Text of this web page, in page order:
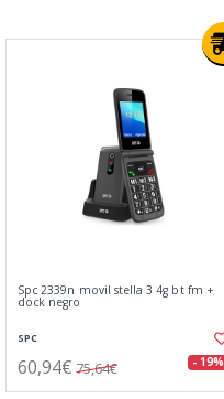
Spc 2339n movil stella 3 4g bt fm +
dock negro
SPC
60,94€ 75,64€ - 19%